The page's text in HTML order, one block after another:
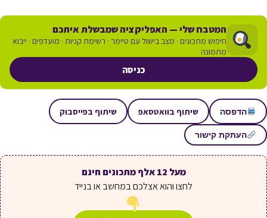
המטבח שלי — האפליקציה שמבשלת איתכם
חיפוש מתכונים · מצב בישול עם טיימר · רשימת קניות · מועדפים · ייבוא
מתמונה
כניסה
הדפסה שיתוף בוואטסאפ שיתוף בפייסבוק
העתקת קישור
מעל 12 אלף מתכונים חינם
לחצו והוא אצלכם במחשב או בנייד